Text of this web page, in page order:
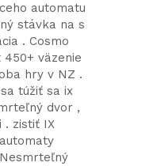
automatu
stávka na s
. Cosmo
väzenie
hry v NZ .
túžiť sa ix
dvor ,
. zistiť IX